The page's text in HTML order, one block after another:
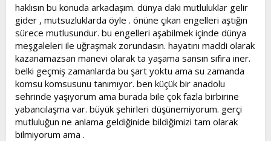
haklısın bu konuda arkadaşım. dünya daki mutluluklar gelir
gider , mutsuzluklarda öyle . önüne çıkan engelleri aştığın
sürece mutlusundur. bu engelleri aşabilmek içinde dünya
meşgaleleri ile uğraşmak zorundasın. hayatını maddi olarak
kazanamazsan manevi olarak ta yaşama sansın sıfıra iner.
belki geçmiş zamanlarda bu şart yoktu ama su zamanda
komsu komsusunu tanımıyor. ben küçük bir anadolu
sehrinde yaşıyorum ama burada bile çok fazla birbirine
yabancılaşma var. büyük şehirleri düşünemiyorum. gerçi
mutluluğun ne anlama geldiğinide bildiğimizi tam olarak
bilmiyorum ama .